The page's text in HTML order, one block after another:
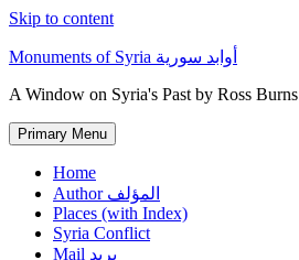
Skip to content
Monuments of Syria أوابد سورية
A Window on Syria's Past by Ross Burns
Primary Menu
Home
Author المؤلف
Places (with Index)
Syria Conflict
Mail بريد